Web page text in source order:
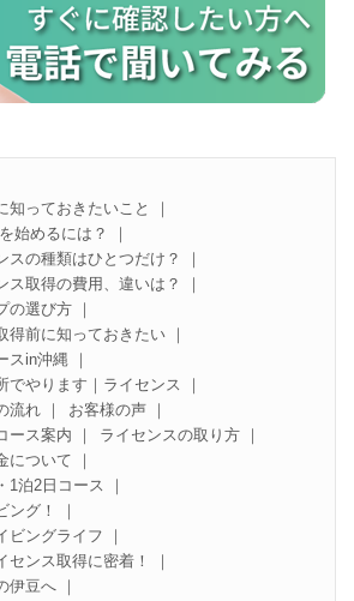
知っておきたいこと
始めるには？
スの種類はひとつだけ？
ス取得の費用、違いは？
の選び方
得前に知っておきたい
スin沖縄
でやります｜ライセンス
流れ
お客様の声
ース案内
ライセンスの取り方
について
1泊2日コース
ング！
ビングライフ
センス取得に密着！
伊豆へ